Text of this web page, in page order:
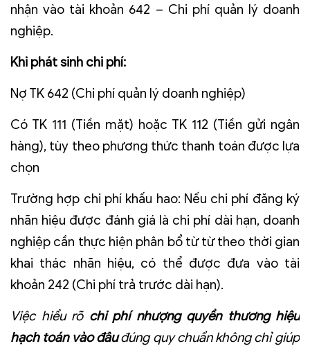
nhận vào tài khoản 642 – Chi phí quản lý doanh
nghiệp.
Khi phát sinh chi phí:
Nợ TK 642 (Chi phí quản lý doanh nghiệp)
Có TK 111 (Tiền mặt) hoặc TK 112 (Tiền gửi ngân
hàng), tùy theo phương thức thanh toán được lựa
chọn
Trường hợp chi phí khấu hao: Nếu chi phí đăng ký
nhãn hiệu được đánh giá là chi phí dài hạn, doanh
nghiệp cần thực hiện phân bổ từ từ theo thời gian
khai thác nhãn hiệu, có thể được đưa vào tài
khoản 242 (Chi phí trả trước dài hạn).
Việc hiểu rõ chi phí nhượng quyền thương hiệu
hạch toán vào đâuđúng quy chuẩn không chỉ giúp